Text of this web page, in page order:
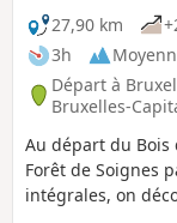
27,90 km
3h
Départ à
Bruxelles-
Au départ du Bois
Forêt de Soignes
intégrales, on